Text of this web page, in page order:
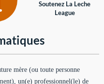
Soutenez La Leche
League
mère (ou toute personne
un(e) professionnel(le) de